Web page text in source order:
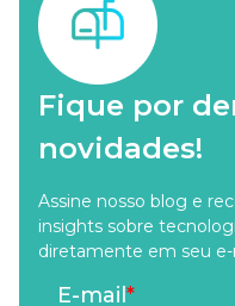
Fique por
novidades!
Assine nosso blog e
insights sobre
diretamente em seu e-